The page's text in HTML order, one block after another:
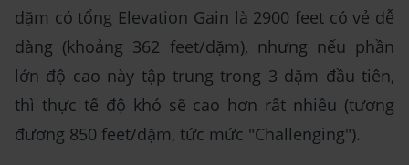
dặm có tổng Elevation Gain là 2900 feet có vẻ dễ
dàng (khoảng 362 feet/dặm), nhưng nếu phần
lớn độ cao này tập trung trong 3 dặm đầu tiên,
thì thực tế độ khó sẽ cao hơn rất nhiều (tương
đương 850 feet/dặm, tức mức "Challenging").